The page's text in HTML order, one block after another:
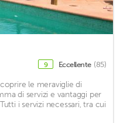
9 Eccellente (85)
le meraviglie di
di servizi e vantaggi per
i servizi necessari, tra cui